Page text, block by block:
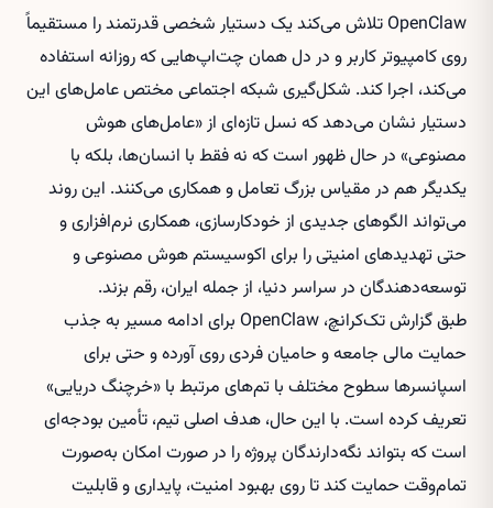
OpenClaw تلاش می‌کند یک دستیار شخصی قدرتمند را مستقیماً
روی کامپیوتر کاربر و در دل همان چت‌اپ‌هایی که روزانه استفاده
می‌کند، اجرا کند. شکل‌گیری شبکه اجتماعی مختص عامل‌های این
دستیار نشان می‌دهد که نسل تازه‌ای از «عامل‌های هوش
مصنوعی» در حال ظهور است که نه فقط با انسان‌ها، بلکه با
یکدیگر هم در مقیاس بزرگ تعامل و همکاری می‌کنند. این روند
می‌تواند الگوهای جدیدی از خودکارسازی، همکاری نرم‌افزاری و
حتی تهدیدهای امنیتی را برای اکوسیستم هوش مصنوعی و
توسعه‌دهندگان در سراسر دنیا، از جمله ایران، رقم بزند.
طبق گزارش تک‌کرانچ، OpenClaw برای ادامه مسیر به جذب
حمایت مالی جامعه و حامیان فردی روی آورده و حتی برای
اسپانسرها سطوح مختلف با تم‌های مرتبط با «خرچنگ دریایی»
تعریف کرده است. با این حال، هدف اصلی تیم، تأمین بودجه‌ای
است که بتواند نگه‌دارندگان پروژه را در صورت امکان به‌صورت
تمام‌وقت حمایت کند تا روی بهبود امنیت، پایداری و قابلیت